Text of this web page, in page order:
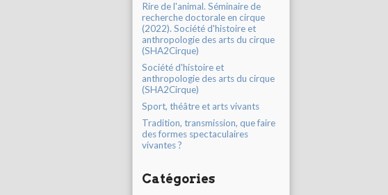
Rire de l'animal. Séminaire de
recherche doctorale en cirque
(2022). Société d'histoire et
anthropologie des arts du cirque
(SHA2Cirque)
Société d'histoire et
anthropologie des arts du cirque
(SHA2Cirque)
Sport, théâtre et arts vivants
Tradition, transmission, que faire
des formes spectaculaires
vivantes ?
Catégories